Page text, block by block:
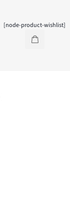
[node-product-wishlist]